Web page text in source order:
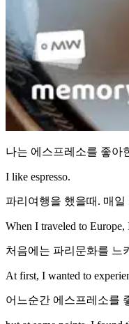
나는 에스프레소를 좋아
I like espresso.
파리여행을 했을때. 매일
When I traveled to Europe,
처음에는 파리문화를 느
At first, I wanted to
어느순간 에스프레소를